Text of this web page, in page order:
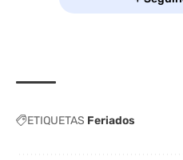
ETIQUETAS Feriados